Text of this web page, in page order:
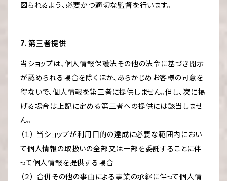
図られるよう、必要かつ適切な監督を行います。
7. 第三者提供
当ショップは、個人情報保護法その他の法令に基づき開示
が認められる場合を除くほか、あらかじめお客様の同意を
得ないで、個人情報を第三者に提供しません。但し、次に掲
げる場合は上記に定める第三者への提供には該当しませ
ん。
（１） 当ショップが利用目的の達成に必要な範囲内におい
て個人情報の取扱いの全部又は一部を委託することに伴
って個人情報を提供する場合
（２） 合併その他の事由による事業の承継に伴って個人情